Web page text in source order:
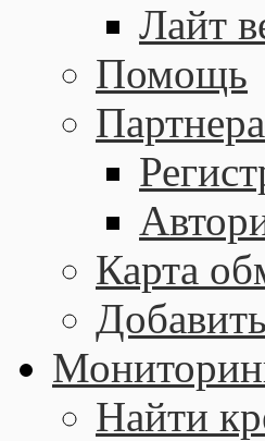
Лайт
Помощь
Карта
Найти